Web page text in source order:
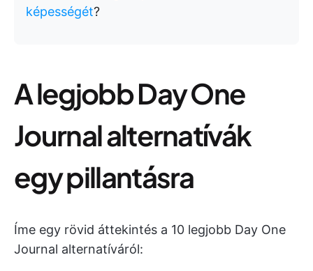
képességét?
A legjobb Day One
Journal alternatívák
egy pillantásra
Íme egy rövid áttekintés a 10 legjobb Day One
Journal alternatíváról: